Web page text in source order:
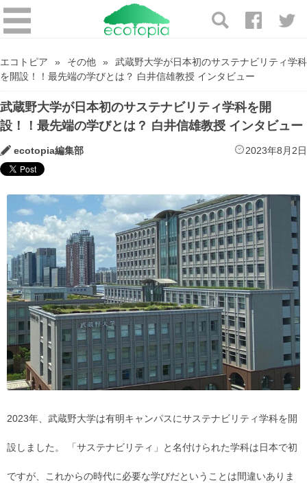
エコトピア その他
武蔵野大学が日本初のサステナビリティ学科
を開設！！最先端の学びとは？ 白井信雄教授 インタビュー
武蔵野大学が日本初のサステナビリティ学科を開
設！！最先端の学びとは？ 白井信雄教授 インタビュー
ecotopia編集部 2023年8月2日
2023年、武蔵野大学は有明キャンパスにサステナビリティ学科を開
設しました。 「サステナビリティ」と名付けられた学科は日本で初
ですが、これからの時代に必要な学びだということは間違いありま